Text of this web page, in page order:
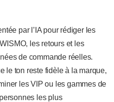
par l’IA pour rédiger les
les retours et les
de commande réelles.
le ton reste fidèle à la marque,
les VIP ou les gammes de
les plus